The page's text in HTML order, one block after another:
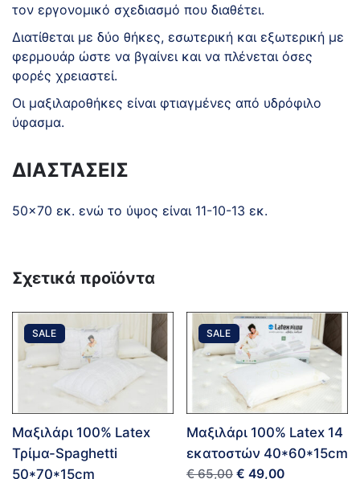
τον εργονομικό σχεδιασμό που διαθέτει.
Διατίθεται με δύο θήκες, εσωτερική και εξωτερική με
φερμουάρ ώστε να βγαίνει και να πλένεται όσες
φορές χρειαστεί.
Οι μαξιλαροθήκες είναι φτιαγμένες από υδρόφιλο
ύφασμα.
ΔΙΑΣΤΑΣΕΙΣ
50×70 εκ. ενώ το ύψος είναι 11-10-13 εκ.
Σχετικά προϊόντα
SALE
Μαξιλάρι 100% Latex
Τρίμα-Spaghetti
50*70*15cm
SALE
Μαξιλάρι 100% Latex 14
εκατοστών 40*60*15cm
€65,00 € 49,00